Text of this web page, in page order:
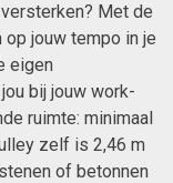
Met de
jouw tempo in je
eigen
bij jouw work-
ruimte: minimaal
zelf is 2,46 m
of betonnen